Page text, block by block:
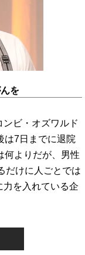
を
ビ・オズワルド
は7日までに退院
何よりだが、男性
だけに人ごとでは
を入れている企